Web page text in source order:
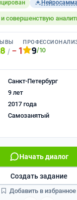
совершенствую
/ 1 9/10
Санкт-Петербург
9 лет
2017 года
Самозанятый
Начать диалог
Создать задание
Добавить в избранное